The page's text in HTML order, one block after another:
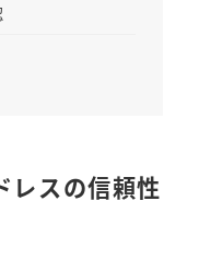
レスの信頼性